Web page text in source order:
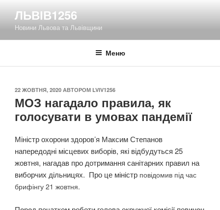
вмісту
ЛЬВІВ1256
Новини Львова та Львівщини
Меню
ОПУБЛІКОВАНО
22 ЖОВТНЯ, 2020 АВТОРОМ LVIV1256
МОЗ нагадало правила, як
голосувати в умовах пандемії
Міністр охорони здоров’я Максим Степанов
напередодні місцевих виборів, які відбудуться 25
жовтня, нагадав про дотримання санітарних правил на
виборчих дільницях. Про це міністр повідомив під час
брифінгу 21 жовтня.